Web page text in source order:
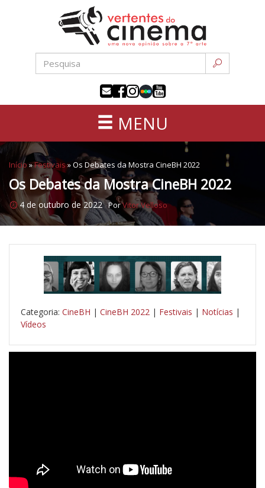
conteúdo
sétima
MENU
Início »Festivais»Os Debates da Mostra CineBH 2022
Os Debates da Mostra CineBH 2022
4 de outubro de 2022 PorVitor Velloso
Categoria: CineBH | CineBH 2022 | Festivais | Notícias |
Vídeos